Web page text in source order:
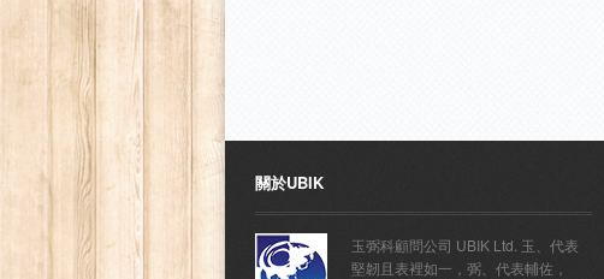
關於UBIK
玉弼科顧問公司 UBIK Ltd. 玉、代表
堅韌且表裡如一，弼、代表輔佐，